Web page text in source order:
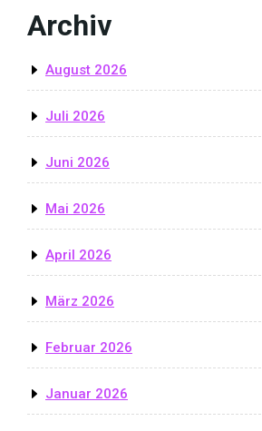
Archiv
August 2026
Juli 2026
Juni 2026
Mai 2026
April 2026
März 2026
Februar 2026
Januar 2026